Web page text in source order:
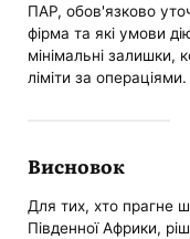
ПАР, обов'язково
фірма та які умови
мінімальні залишки,
ліміти за операціями.
Висновок
Для тих, хто прагне
Південної Африки,